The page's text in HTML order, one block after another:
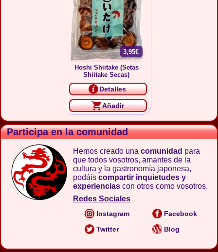
3,95€
Hoshi Shiitake (Setas
Shiitake Secas)
Detalles
Añadir
Participa en la comunidad
Hemos creado una comunidad para
que todos vosotros, amantes de la
cultura y la gastronomía japonesa,
podáis compartir inquietudes y
experiencias con otros como vosotros.
Redes Sociales
Instagram
Facebook
Twitter
Blog